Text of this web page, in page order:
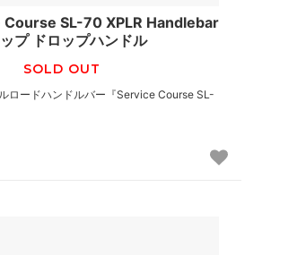
Course SL-70 XPLR Handlebar
プ ドロップハンドル
SOLD OUT
ロードハンドルバー『Service Course SL-